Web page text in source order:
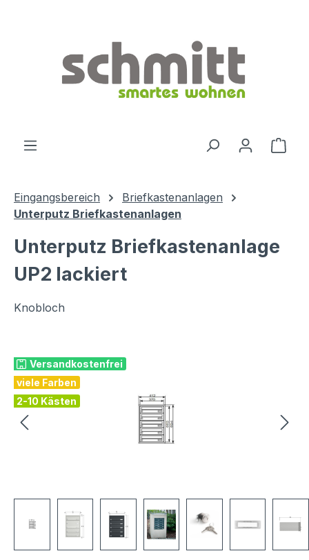
Eingangsbereich
Briefkastenanlagen
Unterputz Briefkastenanlagen
Unterputz Briefkastenanlage
UP2 lackiert
Knobloch
Versandkostenfrei
viele Farben
2-10 Kästen